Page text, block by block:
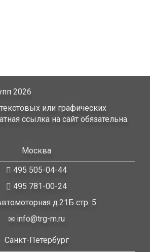
2026
или графических
ссылка на сайт обязательна.
Москва
495 505-04-44
495 781-00-24
д.21Б стр. 5
info@trg-m.ru
Санкт-Петербург